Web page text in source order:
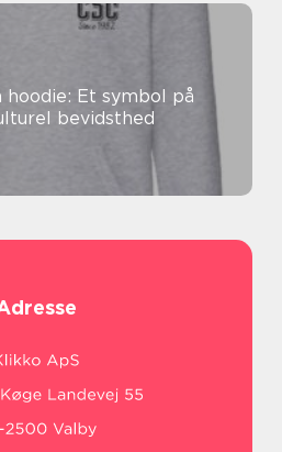
hoodie: Et symbol på
bevidsthed